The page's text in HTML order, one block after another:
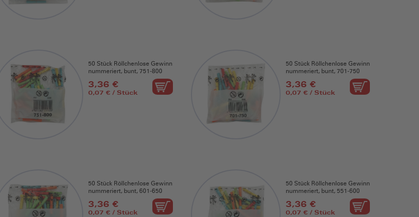
50 Stück Röllchenlose Gewinn
nummeriert, bunt, 751-800
3,36 €
0,07 € / Stück
50 Stück Röllchenlose Gewinn
nummeriert, bunt, 701-750
3,36 €
0,07 € / Stück
50 Stück Röllchenlose Gewinn
nummeriert, bunt, 601-650
3,36 €
0,07 € / Stück
50 Stück Röllchenlose Gewinn
nummeriert, bunt, 551-600
3,36 €
0,07 € / Stück